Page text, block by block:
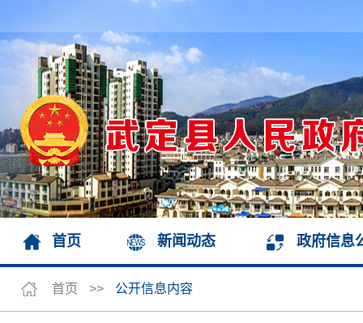
首页 新闻动态 政府信息
首页 >> 公开信息内容